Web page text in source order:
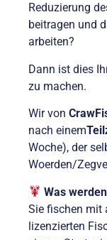
Reduzierung
beitragen und
arbeiten?
Dann ist dies
zu machen.
Wir von
nach einem
Woche), der
Woerden/
Was
Sie fischen mit
lizenzierten